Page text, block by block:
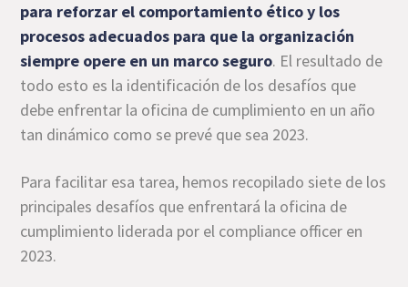
para reforzar el comportamiento ético y los
procesos adecuados para que la organización
siempre opere en un marco seguro. El resultado de
todo esto es la identificación de los desafíos que
debe enfrentar la oficina de cumplimiento en un año
tan dinámico como se prevé que sea 2023.
Para facilitar esa tarea, hemos recopilado siete de los
principales desafíos que enfrentará la oficina de
cumplimiento liderada por el compliance officer en
2023.